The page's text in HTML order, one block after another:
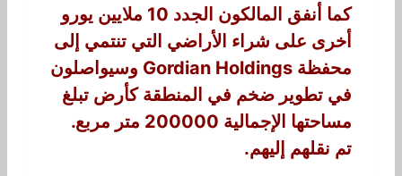
كما أنفق المالكون الجدد 10 ملايين يورو
أخرى على شراء الأراضي التي تنتمي إلى
محفظة Gordian Holdings وسيواصلون
في تطوير ضخم في المنطقة كأرض تبلغ
مساحتها الإجمالية 200000 متر مربع.
تم نقلهم إليهم.